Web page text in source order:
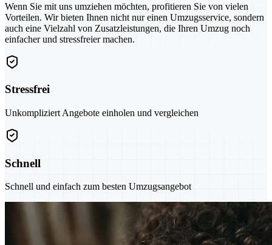
Wenn Sie mit uns umziehen möchten, profitieren Sie von vielen
Vorteilen. Wir bieten Ihnen nicht nur einen Umzugsservice, sondern
auch eine Vielzahl von Zusatzleistungen, die Ihren Umzug noch
einfacher und stressfreier machen.
Stressfrei
Unkompliziert Angebote einholen und vergleichen
Schnell
Schnell und einfach zum besten Umzugsangebot